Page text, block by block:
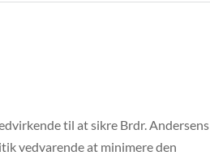
til at sikre Brdr. Andersens
vedvarende at minimere den